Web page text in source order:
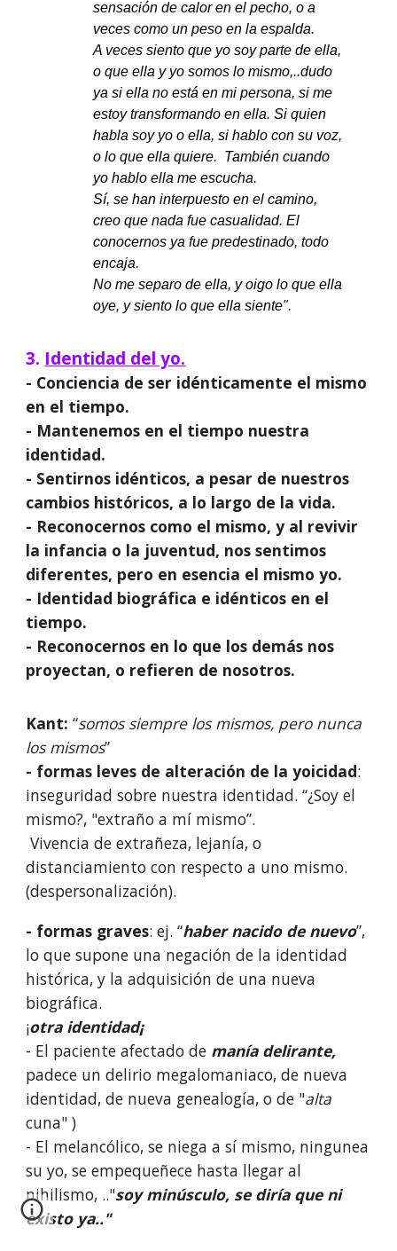
sensación de calor en el pecho, o a
veces como un peso en la espalda.
A veces siento que yo soy parte de ella,
o que ella y yo somos lo mismo,..dudo
ya si ella no está en mi persona, si me
estoy transformando en ella. Si quien
habla soy yo o ella, si hablo con su voz,
o lo que ella quiere. También cuando
yo hablo ella me escucha.
Sí, se han interpuesto en el camino,
creo que nada fue casualidad. El
conocernos ya fue predestinado, todo
encaja.
No me separo de ella, y oigo lo que ella
oye, y siento lo que ella siente".
3. Identidad del yo.
- Conciencia de ser idénticamente el mismo
en el tiempo.
- Mantenemos en el tiempo nuestra
identidad.
- Sentirnos idénticos, a pesar de nuestros
cambios históricos, a lo largo de la vida.
- Reconocernos como el mismo, y al revivir
la infancia o la juventud, nos sentimos
diferentes, pero en esencia el mismo yo.
- Identidad biográfica e idénticos en el
tiempo.
- Reconocernos en lo que los demás nos
proyectan, o refieren de nosotros.
Kant:“somos siempre los mismos, pero nunca
los mismos”
- formas leves de alteración de la yoicidad:
inseguridad sobre nuestra identidad. “¿Soy el
mismo?, "extraño a mí mismo”.
Vivencia de extrañeza, lejanía, o
distanciamiento con respecto a uno mismo.
(despersonalización).
- formas graves: ej. “haber nacido de nuevo”,
lo que supone una negación de la identidad
histórica, y la adquisición de una nueva
biográfica.
¡otra identidad¡
- El paciente afectado de manía delirante,
padece un delirio megalomaniaco, de nueva
identidad, de nueva genealogía, o de "alta
cuna" )
- El melancólico, se niega a sí mismo, ningunea
su yo, se empequeñece hasta llegar al
nihilismo, .."soy minúsculo, se diría que ni
existo ya.."